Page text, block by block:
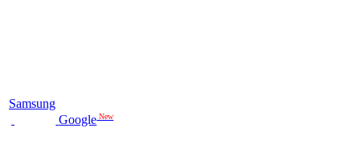
Samsung
Google New